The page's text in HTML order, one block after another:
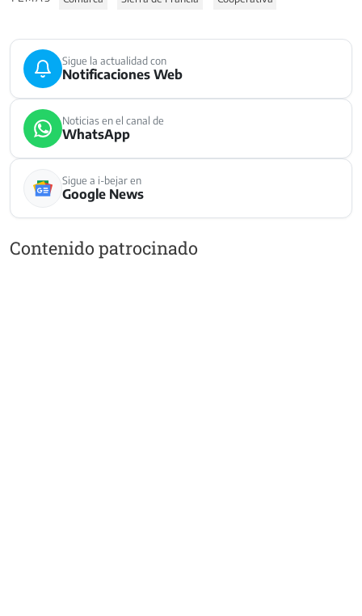
Sigue la actualidad con
Notificaciones Web
Noticias en el canal de
WhatsApp
Sigue a i-bejar en
Google News
Contenido patrocinado